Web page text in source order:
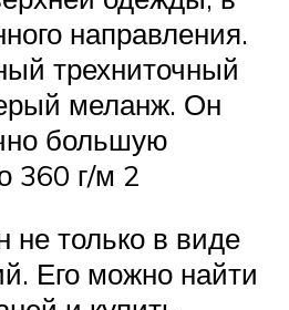
направления.
трехниточный
меланж. Он
большую
360 г/м 2
не только в виде
Его можно найти